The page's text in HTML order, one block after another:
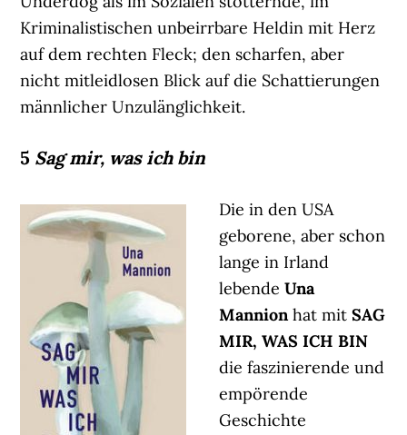
Kriminalistischen unbeirrbare Heldin mit Herz
auf dem rechten Fleck; den scharfen, aber
nicht mitleidlosen Blick auf die Schattierungen
männlicher Unzulänglichkeit.
5 Sag mir, was ich bin
Die in den USA
geborene, aber schon
lange in Irland
lebendeUna
Mannionhat mitSAG
MIR, WAS ICH BIN
die faszinierende und
empörende
Geschichte